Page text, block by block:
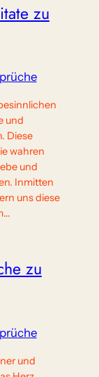
zu
und
Diese
wahren
und
Inmitten
uns diese
zu
und